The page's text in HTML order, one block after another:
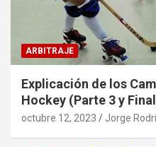
ARBITRAJE
Explicación de los
Hockey (Parte 3 y
octubre 12, 2023 Jorge